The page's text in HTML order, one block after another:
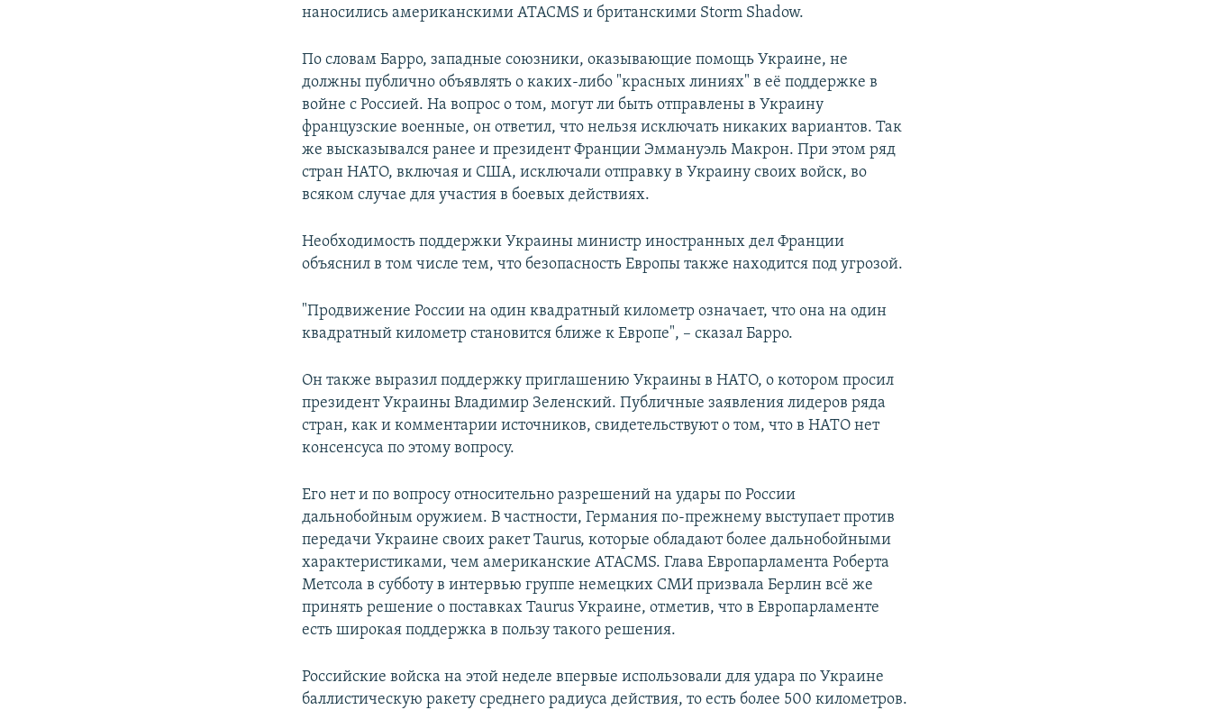
наносились американскими ATACMS и британскими Storm Shadow.
По словам Барро, западные союзники, оказывающие помощь Украине, не
должны публично объявлять о каких-либо "красных линиях" в её поддержке в
войне с Россией. На вопрос о том, могут ли быть отправлены в Украину
французские военные, он ответил, что нельзя исключать никаких вариантов. Так
же высказывался ранее и президент Франции Эммануэль Макрон. При этом ряд
стран НАТО, включая и США, исключали отправку в Украину своих войск, во
всяком случае для участия в боевых действиях.
Необходимость поддержки Украины министр иностранных дел Франции
объяснил в том числе тем, что безопасность Европы также находится под угрозой.
"Продвижение России на один квадратный километр означает, что она на один
квадратный километр становится ближе к Европе", – сказал Барро.
Он также выразил поддержку приглашению Украины в НАТО, о котором просил
президент Украины Владимир Зеленский. Публичные заявления лидеров ряда
стран, как и комментарии источников, свидетельствуют о том, что в НАТО нет
консенсуса по этому вопросу.
Его нет и по вопросу относительно разрешений на удары по России
дальнобойным оружием. В частности, Германия по-прежнему выступает против
передачи Украине своих ракет Taurus, которые обладают более дальнобойными
характеристиками, чем американские ATACMS. Глава Европарламента Роберта
Метсола в субботу в интервью группе немецких СМИ призвала Берлин всё же
принять решение о поставках Taurus Украине, отметив, что в Европарламенте
есть широкая поддержка в пользу такого решения.
Российские войска на этой неделе впервые использовали для удара по Украине
баллистическую ракету среднего радиуса действия, то есть более 500 километров.